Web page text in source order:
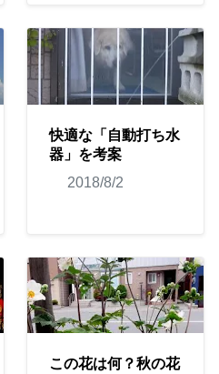
快適な「自動打ち水
器」を考案
2018/8/2
この花は何？秋の花